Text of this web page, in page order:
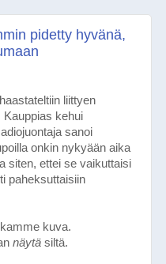
pidetty hyvänä,
liittyen
Kauppias kehui
sanoi
onkin nykyään aika
siten, ettei se vaikuttaisi
paheksuttaisiin
kuva.
näytä siltä.